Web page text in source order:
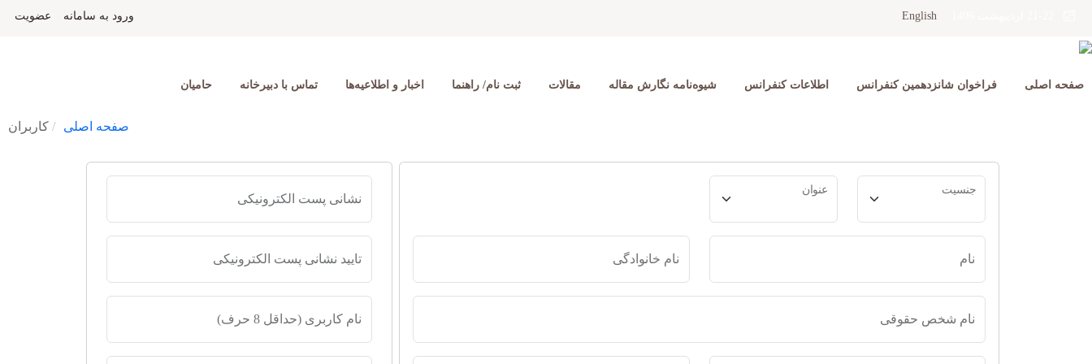
English ورود به سامانه عضویت
صفحه اصلی فراخوان شانزدهمین کنفرانس اطلاعات کنفرانس شیوه‌نامه نگارش مقاله مقالات ثبت نام/ راهنما اخبار و اطلاعیه‌ها تماس با دبیرخانه حامیان
صفحه اصلی کاربران
جنسیت عنوان
نام نام خانوادگی
نام شخص حقوقی
نشانی پست الکترونیکی
تایید نشانی پست الکترونیکی
نام کاربری (حداقل 8 حرف)